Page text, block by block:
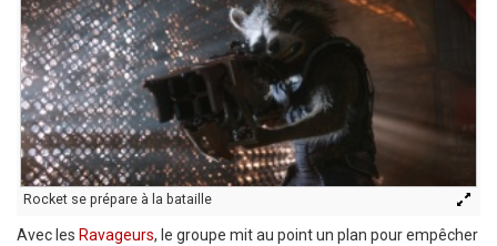
Rocket se prépare à la bataille
Avec les Ravageurs, le groupe mit au point un plan pour empêcher